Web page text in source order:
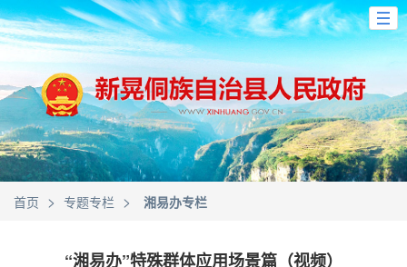
首页 > 专题专栏 > 湘易办专栏
“湘易办”特殊群体应用场景篇（视频）